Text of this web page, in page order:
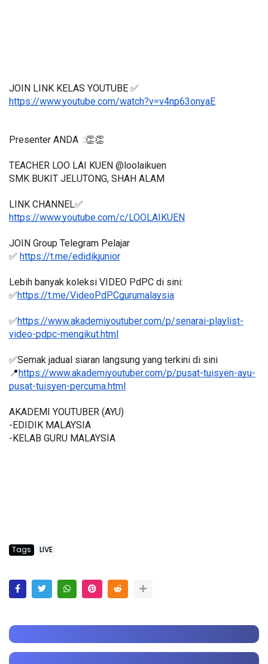
JOIN LINK KELAS YOUTUBE ✅
https://www.youtube.com/watch?v=v4np63onyaE
Presenter ANDA  :👏👏
TEACHER LOO LAI KUEN @loolaikuen
SMK BUKIT JELUTONG, SHAH ALAM
LINK CHANNEL✅
https://www.youtube.com/c/LOOLAIKUEN
JOIN Group Telegram Pelajar
✅ https://t.me/edidikjunior
Lebih banyak koleksi VIDEO PdPC di sini:
✅https://t.me/VideoPdPCgurumalaysia
✅https://www.akademiyoutuber.com/p/senarai-playlist-
video-pdpc-mengikut.html
✅Semak jadual siaran langsung yang terkini di sini
📍 https://www.akademiyoutuber.com/p/pusat-tuisyen-ayu-
pusat-tuisyen-percuma.html
AKADEMI YOUTUBER (AYU)
-EDIDIK MALAYSIA
-KELAB GURU MALAYSIA
Tags LIVE